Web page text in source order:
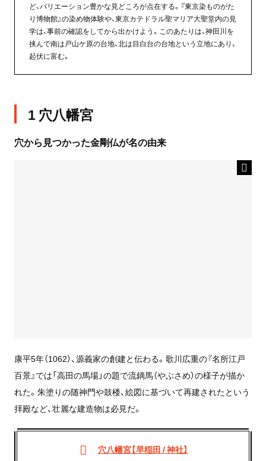
ど、バリエーション豊かな見どころが点在する。『東京染ものがた
り博物館』の染め物体験や、東京カテドラル聖マリア大聖堂内の見
学は、事前の確認をしてから出かけよう。このあたりは、神田川を
挟んで南は戸山ケ原の台地、北は目白台の台地という立地にあり、
起伏に富む。
1 穴八幡宮
穴から見つかった金剛仏が名の由来
康平5年（1062）、源義家の創建と伝わる。歌川広重の『名所江戸
百景』では「高田の馬場」の題で流鏑馬（やぶさめ）の様子が描か
れた。朱塗りの随神門や鼓楼、絵図に基づいて再建されたという
拝殿など、壮麗な建造物は必見だ。
穴八幡宮【早稲田 / 神社】